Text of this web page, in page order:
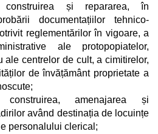
construirea și repararea, în
documentațiilor tehnico-
reglementărilor în vigoare, a
ale protopopiatelor,
ale centrelor de cult, a cimitirelor,
de învățământ proprietate a
construirea, amenajarea și
având destinația de locuințe
personalului clerical;